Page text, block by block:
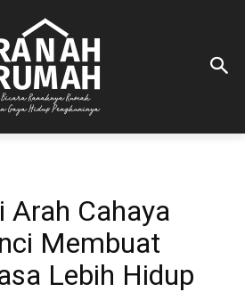
Cahaya
Membuat
Lebih Hidup